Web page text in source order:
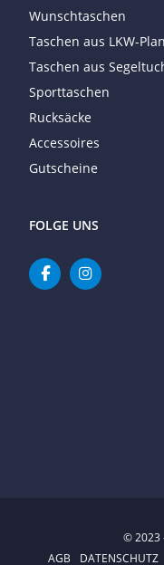
Wunschtaschen
Taschen aus LKW-
Taschen aus
Sporttaschen
Rucksäcke
Accessoires
Gutscheine
FOLGE UNS
© 2023
AGB
DATENSCHUTZ